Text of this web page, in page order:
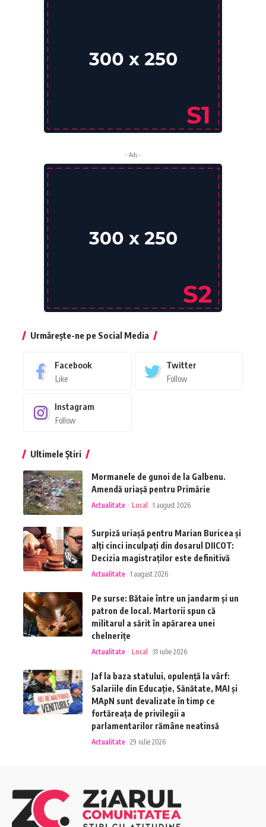
- Ads -
Urmărește-ne pe Social Media
Facebook
Like
Twitter
Follow
Instagram
Follow
Ultimele Știri
Mormanele de gunoi de la Galbenu.
Amendă uriașă pentru Primărie
Actualitate Local 1 august 2026
Surpiză uriașă pentru Marian Buricea și
alți cinci inculpați din dosarul DIICOT:
Decizia magistraților este definitivă
Actualitate 1 august 2026
Pe surse: Bătaie între un jandarm și un
patron de local. Martorii spun că
militarul a sărit în apărarea unei
chelnerițe
Actualitate Local 31 iulie 2026
Jaf la baza statului, opulență la vârf:
Salariile din Educație, Sănătate, MAI și
MApN sunt devalizate în timp ce
fortăreața de privilegii a
parlamentarilor rămâne neatinsă
Actualitate 29 iulie 2026